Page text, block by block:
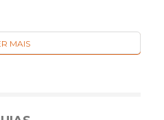
MAIS